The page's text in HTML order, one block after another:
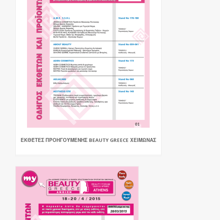
ΕΚΘΈΤΕΣ ΠΡΟΗΓΟΎΜΕΝΗΣ BEAUTY GREECE ΧΕΙΜΩΝΑΣ